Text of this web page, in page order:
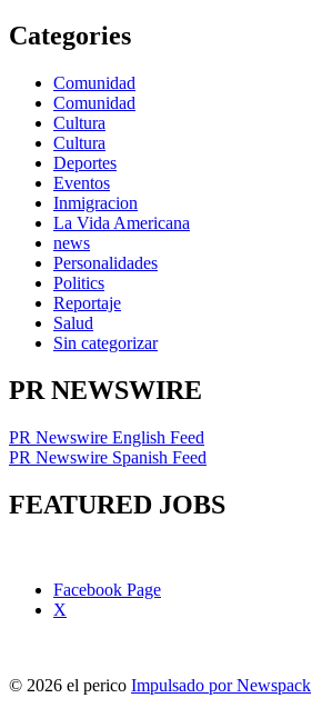
Categories
Comunidad
Comunidad
Cultura
Cultura
Deportes
Eventos
Inmigracion
La Vida Americana
news
Personalidades
Politics
Reportaje
Salud
Sin categorizar
PR NEWSWIRE
PR Newswire English Feed
PR Newswire Spanish Feed
FEATURED JOBS
Facebook Page
X
© 2026 el perico Impulsado por Newspack